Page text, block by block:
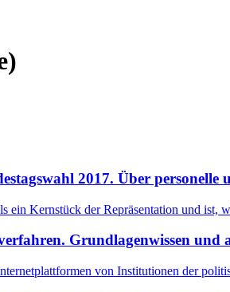
2017. Über
ein Kernstück der Repräsentation und
Grundlagenwissen und
von Institutionen der